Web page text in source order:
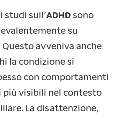
studi sull’ADHD sono
su
avveniva anche
la condizione si
con comportamenti
più visibili nel contesto
La disattenzione,